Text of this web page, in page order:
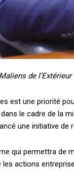
de
est une priorité
le cadre de la
une initiative de
qui permettra de
actions